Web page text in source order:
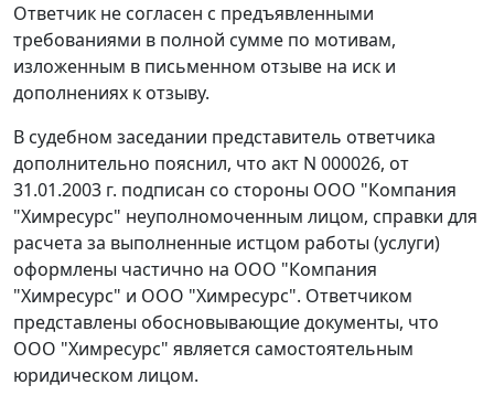
Ответчик не согласен с предъявленными
требованиями в полной сумме по мотивам,
изложенным в письменном отзыве на иск и
дополнениях к отзыву.
В судебном заседании представитель ответчика
дополнительно пояснил, что акт N 000026, от
31.01.2003 г. подписан со стороны ООО "Компания
"Химресурс" неуполномоченным лицом, справки для
расчета за выполненные истцом работы (услуги)
оформлены частично на ООО "Компания
"Химресурс" и ООО "Химресурс". Ответчиком
представлены обосновывающие документы, что
ООО "Химресурс" является самостоятельным
юридическом лицом.